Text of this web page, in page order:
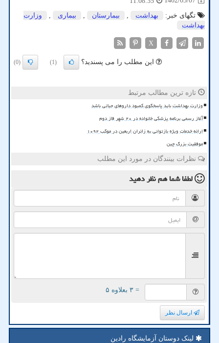
تگهای خبر:
بهداشت , بیمارستان , بیماری ,
وزارت
بهداشت
X
این مطلب را می پسندید؟ (1)
(0)
تازه ترین مطالب مرتبط
وزارت بهداشت باید پاسخگوی کمبود داروهای حیاتی باشد
آغاز رسمی برنامه پزشکی خانواده در ۲۰ شهر فاز دوم
ارائه خدمات ویژه بازتوانی به زائران اربعین در موکب ۱۰۹۲
موفقیت بزرگ چین
نظرات بینندگان در مورد این مطلب
لطفا شما همنظر دهید
= ۳ بعلاوه ۵
ارسال نظر
لینک دوستان آزمایشگاه رادین